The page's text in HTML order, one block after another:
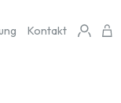
Kontakt